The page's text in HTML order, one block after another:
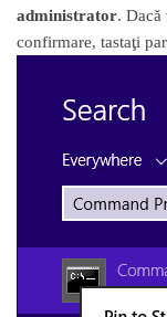
administrator. Dacă
confirmare, tastaţi